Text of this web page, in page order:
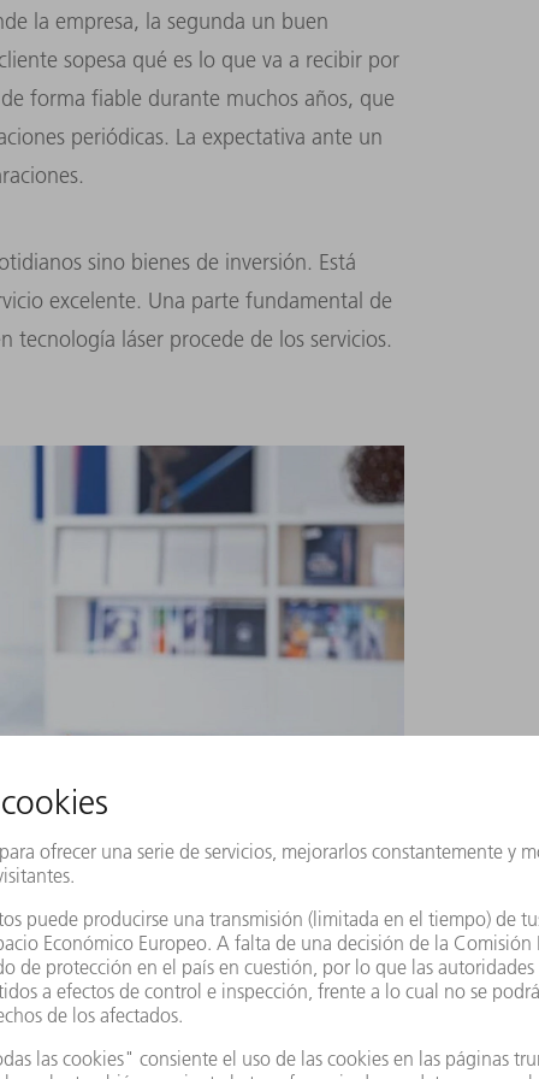
la empresa, la segunda un buen
sopesa qué es lo que va a recibir por
forma fiable durante muchos años, que
periódicas. La expectativa ante un
sino bienes de inversión. Está
excelente. Una parte fundamental de
tecnología láser procede de los servicios.
un buen servicio significa contar con un socio
también la promesa de que